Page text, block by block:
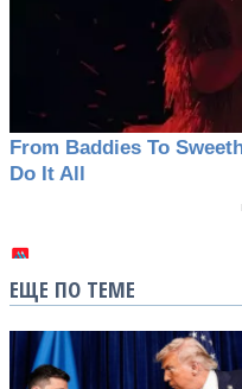
ЕЩЕ ПО ТЕМЕ